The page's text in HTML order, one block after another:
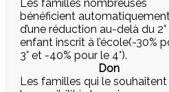
Les familles nombreuses
bénéficient
d’une réduction au-delà du 2°
enfant inscrit à l’école(-30%
3° et -40% pour le 4°).
Don
Les familles qui le